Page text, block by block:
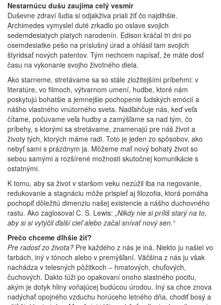
Nestarnúcu dušu zaujíma celý vesmír
Duševne zdraví ľudia si odjakživa priali žiť čo najdlhšie.
Archimedes vymyslel duté zrkadlo po oslave svojich
sedemdesiatych piatych narodenín. Edison kráčal tri dni po
osemdesiatke pešo na príslušný úrad a ohlásil tam svojich
štyridsať nových patentov. Tým nechcem napísať, že máte dosť
času na vykonanie svojho životného diela.
Ako starneme, stretávame sa so stále zložitejšími príbehmi: v
literatúre, vo filmoch, výtvarnom umení, hudbe, ktoré nám
poskytujú bohatšie a jemnejšie pochopenie ľudských emócií a
nášho vlastného vnútorného sveta. Nadľahčuje nás, keď veľa
čítame, počúvame veľa hudby a zamýšľame sa nad tým, čo
príbehy, s ktorými sa stretávame, znamenajú pre náš život a
životy tých, ktorých máme radi. Toto je jeden zo spôsobov, ako
nebyť sami s prázdnym ja. Môžeme mať nový bohatý život so
sebou samými a rozšírené možnosti skutočnej komunikácie s
ostatnými.
K tomu, aby sa život v staršom veku nezúžil iba na negovanie,
redukovanie a stagnáciu môže prispieť aj filozofia, ktorá pomáha
pochopiť dôležitú dimenziu našej existencie a nášho duchovného
rastu. Ako zaglosoval C. S. Lewis: „Nikdy nie si príliš starý na to,
aby si si vytýčil ďalší cieľ alebo začal snívať nový sen.“
Prečo chceme dlhšie žiť?
Pre radosť zo života? Pre každého z nás je iná. Niekto ju našiel vo
farbách, iný v tónoch alebo v premýšľaní. Väčšina z nás ju však
nachádza v telesných pôžitkoch – hmatových, chuťových,
čuchových. Dakto túži po opakovaní onoho slastného pocitu,
akým je dotyk hliny voňajúcej budúcou úrodou. Iný sa chce znova
nadýchať opojného vzduchu horúceho letného dňa, chodiť bosý a